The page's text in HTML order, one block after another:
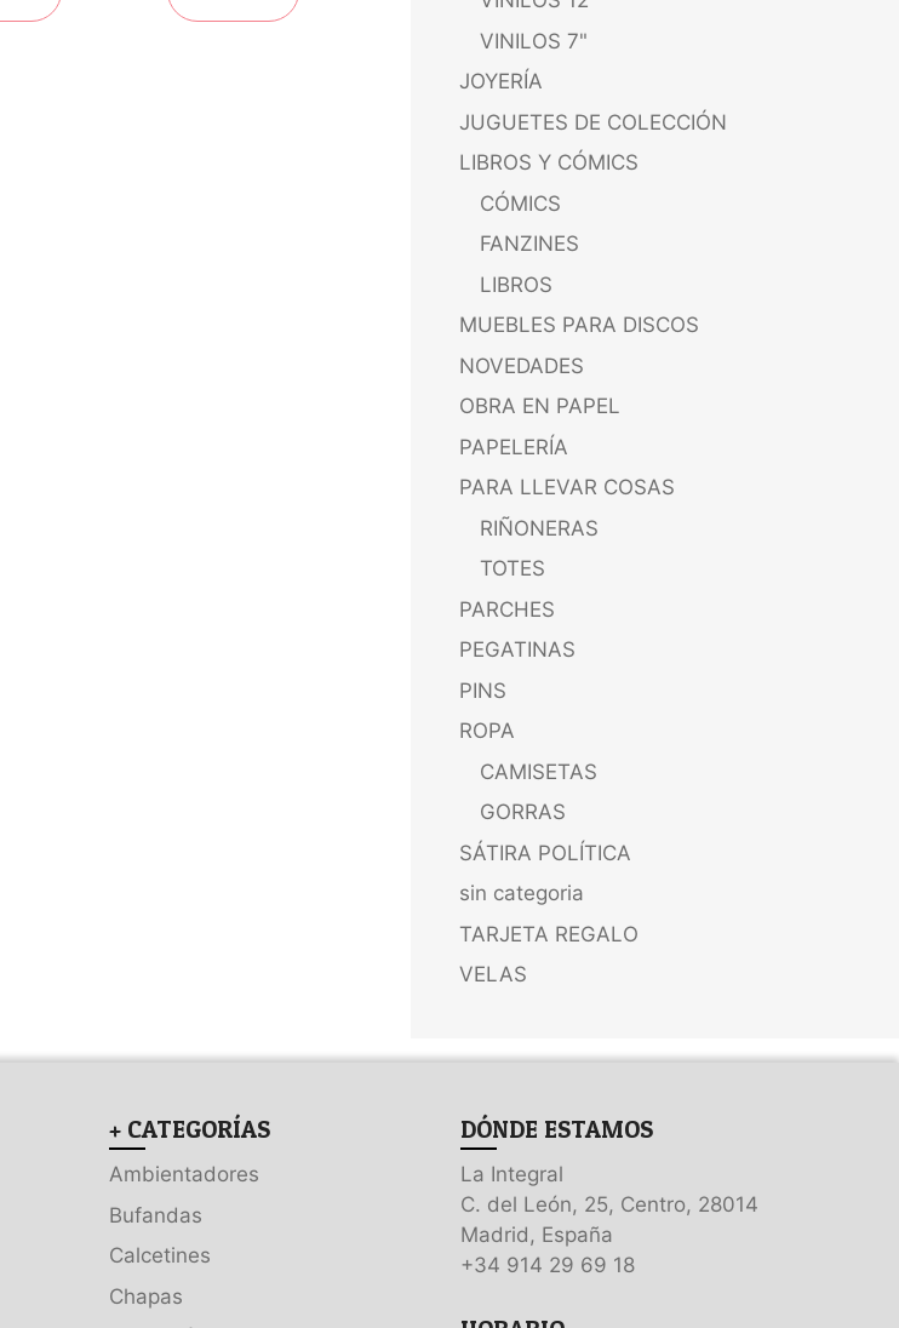
VINILOS 7"
JOYERÍA
JUGUETES DE COLECCIÓN
LIBROS Y CÓMICS
CÓMICS
FANZINES
LIBROS
MUEBLES PARA DISCOS
NOVEDADES
OBRA EN PAPEL
PAPELERÍA
PARA LLEVAR COSAS
RIÑONERAS
TOTES
PARCHES
PEGATINAS
PINS
ROPA
CAMISETAS
GORRAS
SÁTIRA POLÍTICA
sin categoria
TARJETA REGALO
VELAS
+ CATEGORÍAS
Ambientadores
Bufandas
Calcetines
Chapas
DÓNDE ESTAMOS
La Integral
C. del León, 25, Centro, 28014
Madrid, España
+34 914 29 69 18